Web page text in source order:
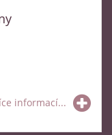
informací...